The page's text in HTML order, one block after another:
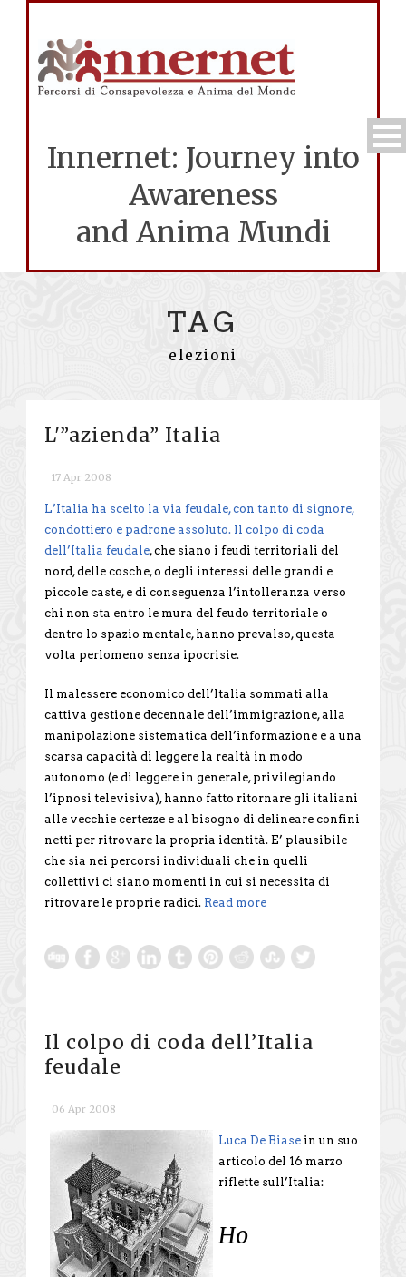
Innernet: Journey into
Awareness
and Anima Mundi
TAG
elezioni
L'”azienda” Italia
17 Apr 2008
L’Italia ha scelto la via feudale, con tanto di signore,
condottiero e padrone assoluto. Il colpo di coda
dell’Italia feudale, che siano i feudi territoriali del
nord, delle cosche, o degli interessi delle grandi e
piccole caste, e di conseguenza l’intolleranza verso
chi non sta entro le mura del feudo territoriale o
dentro lo spazio mentale, hanno prevalso, questa
volta perlomeno senza ipocrisie.
Il malessere economico dell’Italia sommati alla
cattiva gestione decennale dell’immigrazione, alla
manipolazione sistematica dell’informazione e a una
scarsa capacità di leggere la realtà in modo
autonomo (e di leggere in generale, privilegiando
l’ipnosi televisiva), hanno fatto ritornare gli italiani
alle vecchie certezze e al bisogno di delineare confini
netti per ritrovare la propria identità. E’ plausibile
che sia nei percorsi individuali che in quelli
collettivi ci siano momenti in cui si necessita di
ritrovare le proprie radici. Read more
Il colpo di coda dell’Italia
feudale
06 Apr 2008
Luca De Biase in un suo
articolo del 16 marzo
riflette sull’Italia:
Ho